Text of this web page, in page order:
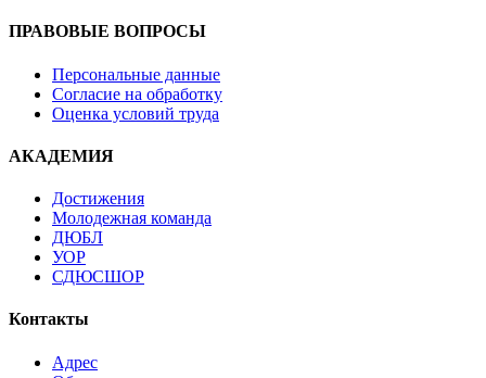
ПРАВОВЫЕ ВОПРОСЫ
Персональные данные
Согласие на обработку
Оценка условий труда
АКАДЕМИЯ
Достижения
Молодежная команда
ДЮБЛ
УОР
СДЮСШОР
Контакты
Адрес